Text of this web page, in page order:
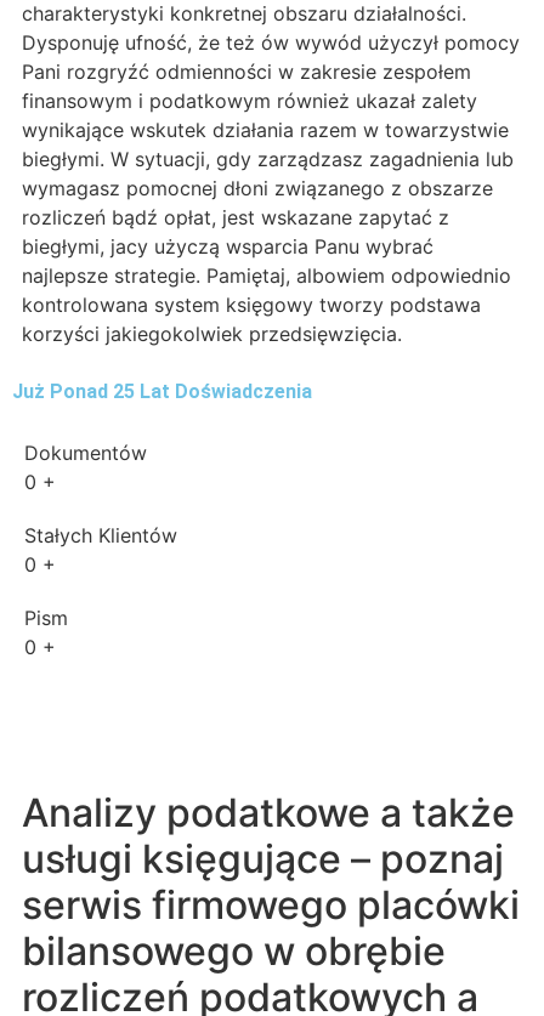
charakterystyki konkretnej obszaru działalności.
Dysponuję ufność, że też ów wywód użyczył pomocy
Pani rozgryźć odmienności w zakresie zespołem
finansowym i podatkowym również ukazał zalety
wynikające wskutek działania razem w towarzystwie
biegłymi. W sytuacji, gdy zarządzasz zagadnienia lub
wymagasz pomocnej dłoni związanego z obszarze
rozliczeń bądź opłat, jest wskazane zapytać z
biegłymi, jacy użyczą wsparcia Panu wybrać
najlepsze strategie. Pamiętaj, albowiem odpowiednio
kontrolowana system księgowy tworzy podstawa
korzyści jakiegokolwiek przedsięwzięcia.
Już Ponad 25 Lat Doświadczenia
Dokumentów
0 +
Stałych Klientów
0 +
Pism
0 +
Analizy podatkowe a także
usługi księgujące – poznaj
serwis firmowego placówki
bilansowego w obrębie
rozliczeń podatkowych a